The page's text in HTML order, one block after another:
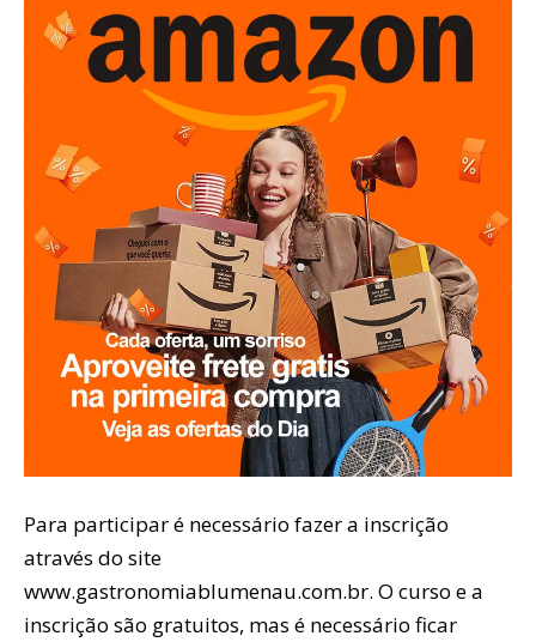
Para participar é necessário fazer a inscrição
através do site
www.gastronomiablumenau.com.br. O curso e a
inscrição são gratuitos, mas é necessário ficar